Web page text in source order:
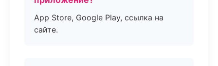
App Store, Google Play, ссылка на
сайте.